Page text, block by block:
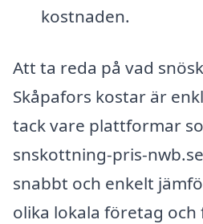
kostnaden.
Att ta reda på vad
Skåpafors kostar är
tack vare plattformar
snskottning-pris-
snabbt och enkelt
olika lokala företag och